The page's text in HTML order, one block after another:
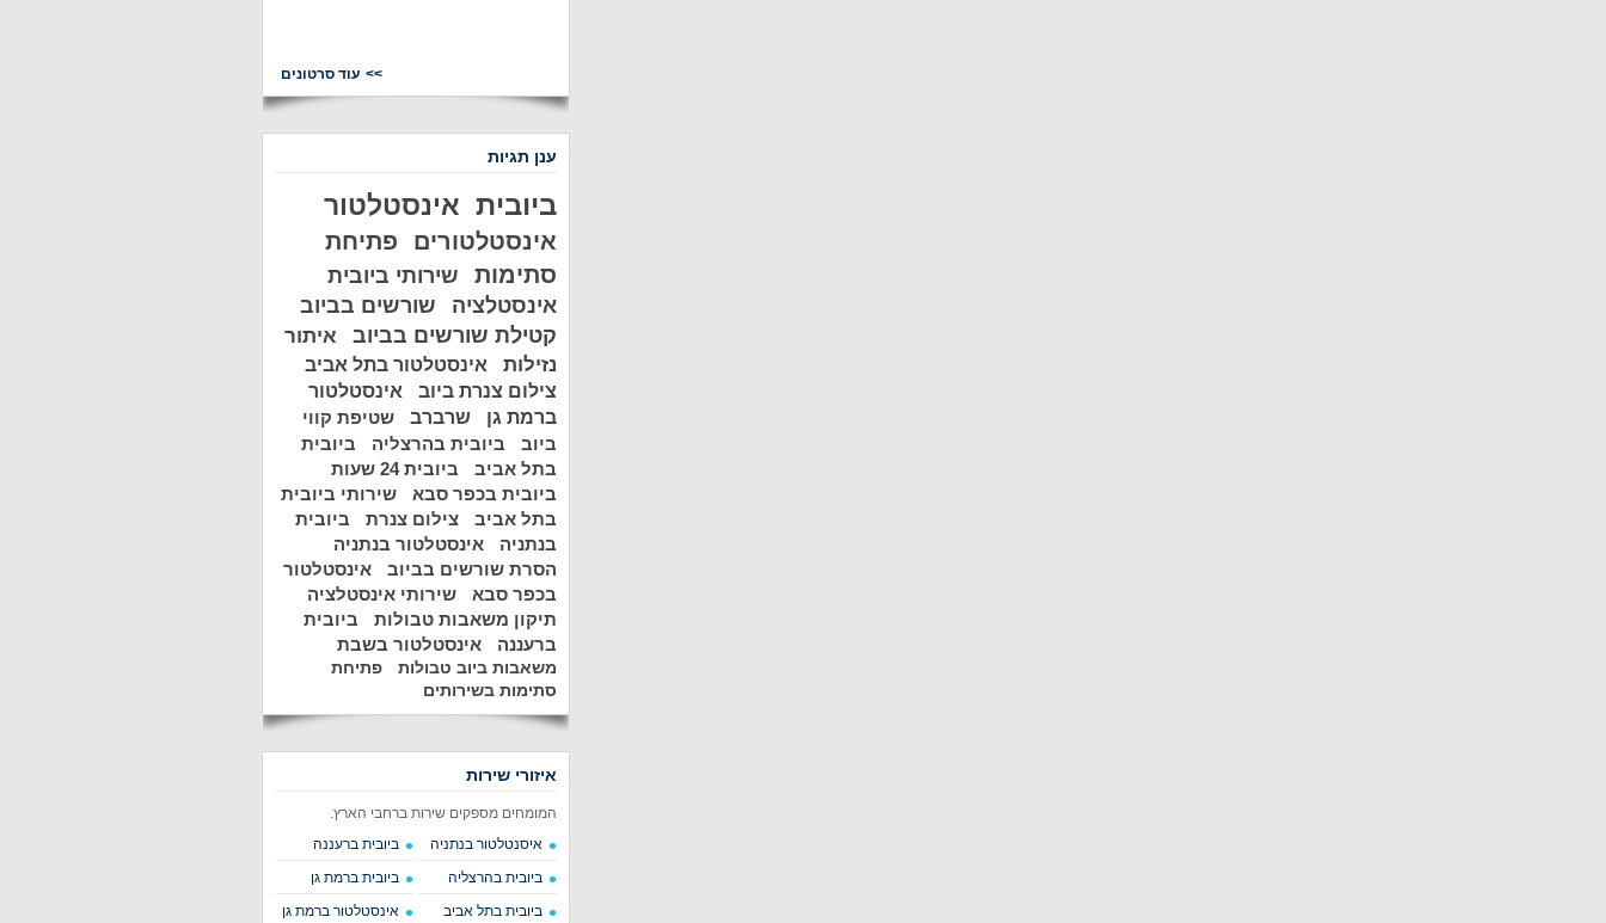
עוד סרטונים
ענן תגיות
ביובית אינסטלטור
אינסטלטורים
פתיחת
סתימות
שירותי ביובית
אינסטלציה
שורשים בביוב
קטילת שורשים בביוב
איתור
נזילות
אינסטלטור בתל אביב
צילום צנרת ביוב
אינסטלטור
ברמת גן
שרברב
שטיפת קווי
ביוב
ביובית בהרצליה
ביובית
בתל אביב
ביובית 24 שעות
ביובית בכפר סבא
שירותי ביובית
בתל אביב
צילום צנרת
ביובית
בנתניה
אינסטלטור בנתניה
הסרת שורשים בביוב
אינסטלטור
בכפר סבא
שירותי אינסטלציה
תיקון משאבות טבולות
ביובית
ברעננה
אינסטלטור בשבת
משאבות ביוב טבולות
פתיחת
סתימות בשירותים
איזורי שירות
המומחים מספקים שירות ברחבי הארץ.
איסנטלטור בנתניה
ביובית ברעננה
ביובית בהרצליה
ביובית ברמת גן
ביובית בתל אביב
אינסטלטור ברמת גן